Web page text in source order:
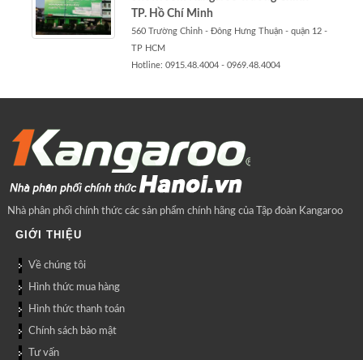
TP. Hồ Chí Minh
560 Trường Chinh - Đông Hưng Thuận - quận 12 -
TP HCM
Hotline: 0915.48.4004 - 0969.48.4004
Nhà phân phối chính thức các sản phẩm chính hãng của Tập đoàn Kangaroo
GIỚI THIỆU
Về chúng tôi
Hình thức mua hàng
Hình thức thanh toán
Chính sách bảo mật
Tư vấn